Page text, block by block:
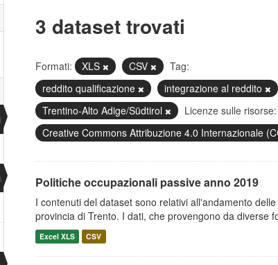
3 dataset trovati
Formati: XLS CSV
Tag:
reddito qualificazione
integrazione al reddito
Trentino-Alto Adige/Südtirol
Licenze sulle risorse:
Creative Commons Attribuzione 4.0 Internazionale
Politiche occupazionali passive anno 2019
I contenuti del dataset sono relativi all'andamento
provincia di Trento. I dati, che provengono da diverse
Excel XLS CSV